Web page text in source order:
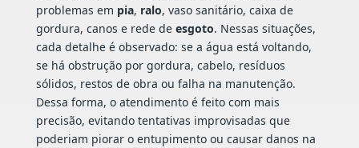
problemas em pia, ralo, vaso sanitário, caixa de
gordura, canos e rede de esgoto. Nessas situações,
cada detalhe é observado: se a água está voltando,
se há obstrução por gordura, cabelo, resíduos
sólidos, restos de obra ou falha na manutenção.
Dessa forma, o atendimento é feito com mais
precisão, evitando tentativas improvisadas que
poderiam piorar o entupimento ou causar danos na